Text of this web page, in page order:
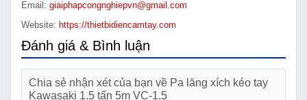
Email: giaiphapcongnghiepvn@gmail.com
Website: https://thietbidiencamtay.com
Đánh giá & Bình luận
Chia sẻ nhận xét của bạn về Pa lăng xích kéo tay
Kawasaki 1.5 tấn 5m VC-1.5